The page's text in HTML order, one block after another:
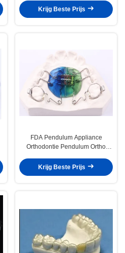
Krijg Beste Prijs
FDA Pendulum Appliance
Orthodontie Pendulum Ortho
Krijg Beste Prijs